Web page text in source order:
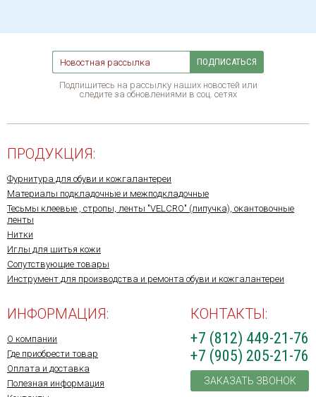
ПОДПИСАТЬСЯ
Подпишитесь на рассылку наших новостей или
следите за обновлениями в соц. сетях
ПРОДУКЦИЯ:
Фурнитура для обуви и кожгалантереи
Материалы подкладочные и межподкладочные
Тесьмы клеевые , стропы, ленты "VELCRO" (липучка), окантовочные
ленты
Нитки
Иглы для шитья кожи
Сопутствующие товары
Инструмент для производства и ремонта обуви и кожгалантереи
ИНФОРМАЦИЯ:
О компании
Где приобрести товар
Оплата и доставка
Полезная информация
КОНТАКТЫ:
+7 (812) 449-21-76
+7 (905) 205-21-76
ЗАКАЗАТЬ ЗВОНОК